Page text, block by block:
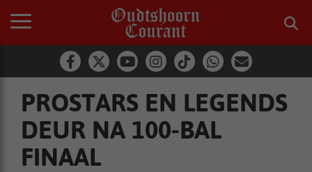
PROSTARS EN LEGENDS
DEUR NA 100-BAL
FINAAL